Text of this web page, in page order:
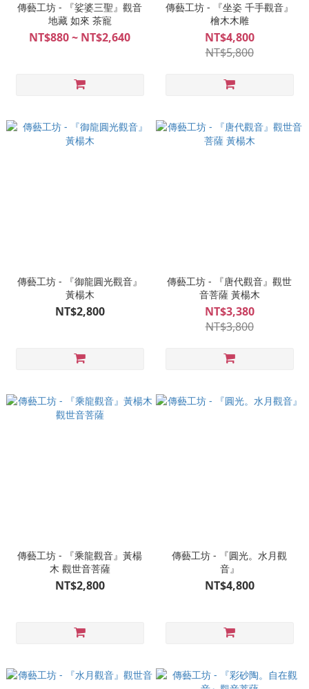
傳藝工坊 - 『娑婆三聖』觀音
地藏 如來 茶寵
NT$880 ~ NT$2,640
傳藝工坊 - 『坐姿 千手觀音』
檜木木雕
NT$4,800
NT$5,800
傳藝工坊 - 『御龍圓光觀音』
黃楊木
NT$2,800
傳藝工坊 - 『唐代觀音』觀世
音菩薩 黃楊木
NT$3,380
NT$3,800
傳藝工坊 - 『乘龍觀音』黃楊
木 觀世音菩薩
NT$2,800
傳藝工坊 - 『圓光。水月觀
音』
NT$4,800